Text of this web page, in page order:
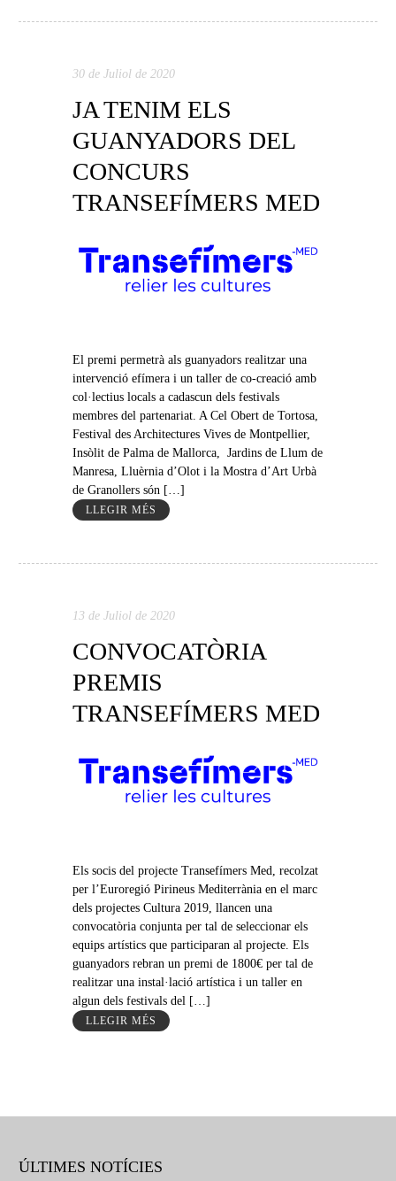
30 de Juliol de 2020
JA TENIM ELS
GUANYADORS DEL
CONCURS
TRANSEFÍMERS MED
El premi permetrà als guanyadors realitzar una
intervenció efímera i un taller de co-creació amb
col·lectius locals a cadascun dels festivals
membres del partenariat. A Cel Obert de Tortosa,
Festival des Architectures Vives de Montpellier,
Insòlit de Palma de Mallorca, Jardins de Llum de
Manresa, Lluèrnia d’Olot i la Mostra d’Art Urbà
de Granollers són […]
LLEGIR MÉS
13 de Juliol de 2020
CONVOCATÒRIA
PREMIS
TRANSEFÍMERS MED
Els socis del projecte Transefímers Med, recolzat
per l’Euroregió Pirineus Mediterrània en el marc
dels projectes Cultura 2019, llancen una
convocatòria conjunta per tal de seleccionar els
equips artístics que participaran al projecte. Els
guanyadors rebran un premi de 1800€ per tal de
realitzar una instal·lació artística i un taller en
algun dels festivals del […]
LLEGIR MÉS
ÚLTIMES NOTÍCIES